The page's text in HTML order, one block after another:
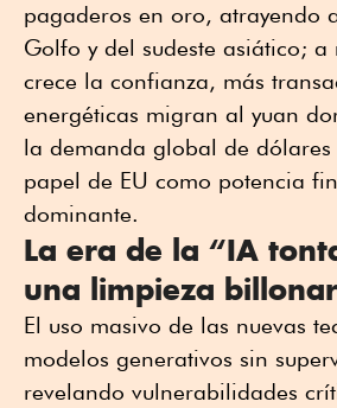
pagaderos en oro, atrayendo
Golfo y del sudeste asiático; a
crece la confianza, más
energéticas migran al yuan
la demanda global de
papel de EU como potencia
dominante.
La era de la “IA
una limpieza
El uso masivo de las nuevas
modelos generativos sin
revelando vulnerabilidades